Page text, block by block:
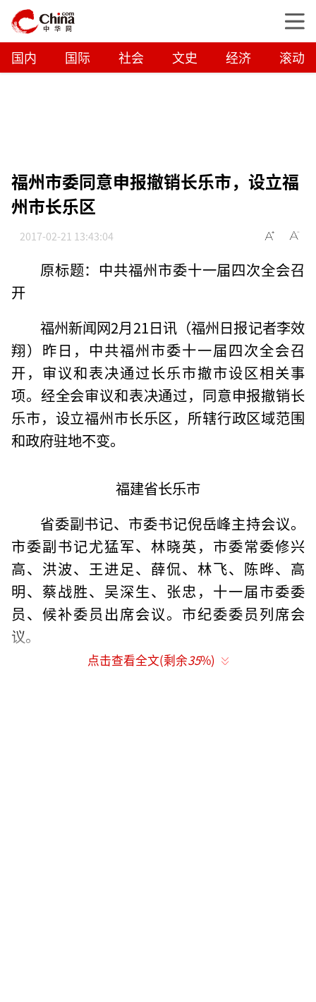
国内 国际 社会 文史 经济 滚动
福州市委同意申报撤销长乐市，设立福
州市长乐区
2017-02-21 13:43:04
原标题：中共福州市委十一届四次全会召
开
福州新闻网2月21日讯（福州日报记者李效
翔）昨日，中共福州市委十一届四次全会召
开，审议和表决通过长乐市撤市设区相关事
项。经全会审议和表决通过，同意申报撤销长
乐市，设立福州市长乐区，所辖行政区域范围
和政府驻地不变。
福建省长乐市
省委副书记、市委书记倪岳峰主持会议。
市委副书记尤猛军、林晓英，市委常委修兴
高、洪波、王进足、薛侃、林飞、陈晔、高
明、蔡战胜、吴深生、张忠，十一届市委委
员、候补委员出席会议。市纪委委员列席会
议。
会上，市委常委、市政府党组副书记、常
点击查看全文(剩余35%)